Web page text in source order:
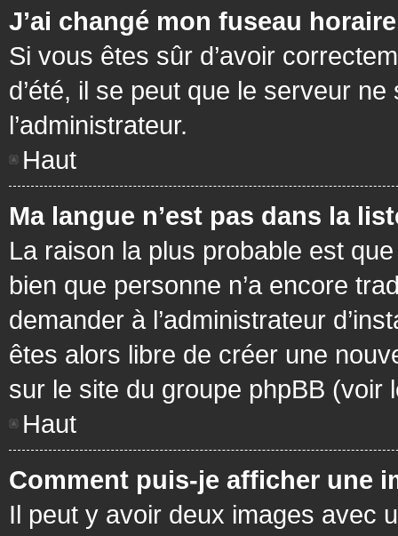
J’ai changé mon fuseau
Si vous êtes sûr d’avoir
d’été, il se peut que le serveur
l’administrateur.
Haut
Ma langue n’est pas dans la
La raison la plus probable est
bien que personne n’a encore
demander à l’administrateur
êtes alors libre de créer une
sur le site du groupe phpBB (voir
Haut
Comment puis-je afficher une
Il peut y avoir deux images avec